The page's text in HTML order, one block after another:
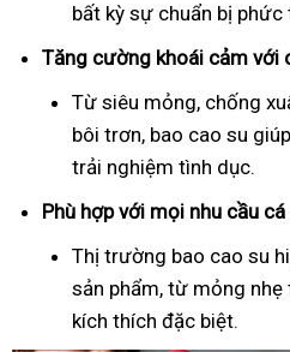
bất kỳ sự chuẩn bị phức
Tăng cường khoái cảm với
Từ siêu mỏng, chống
bôi trơn, bao cao su
trải nghiệm tình dục.
Phù hợp với mọi nhu cầu cá
Thị trường bao cao su
sản phẩm, từ mỏng
kích thích đặc biệt.